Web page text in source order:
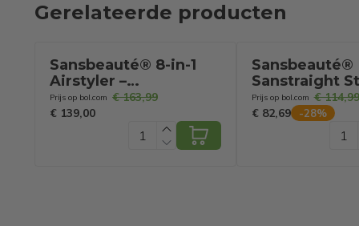
Gerelateerde producten
Sansbeauté® 8-in-1
Airstyler –
Föhnborstel met
Diffuser &
Opbergdoos –
Multistyler – Krul- &
Prijs op bol.com € 163,99
€ 139,00
Sansbeauté®
Sanstraight
Wet-to-Dry - 2
Coldshot -
Prijs op bol.com € 114,99
€ 82,69
-28%